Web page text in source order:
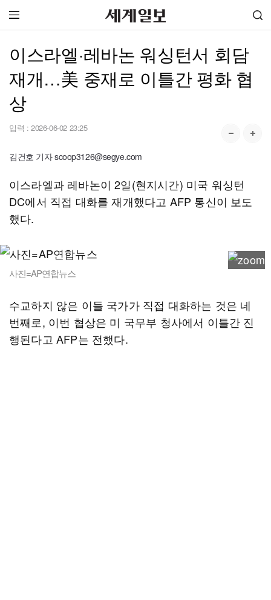
이스라엘·레바논 워싱턴서 회담
재개…美 중재로 이틀간 평화 협
상
입력 : 2026-06-02 23:25
김건호 기자 scoop3126@segye.com
이스라엘과 레바논이 2일(현지시간) 미국 워싱턴
DC에서 직접 대화를 재개했다고 AFP 통신이 보도
했다.
사진=AP연합뉴스
수교하지 않은 이들 국가가 직접 대화하는 것은 네
번째로, 이번 협상은 미 국무부 청사에서 이틀간 진
행된다고 AFP는 전했다.